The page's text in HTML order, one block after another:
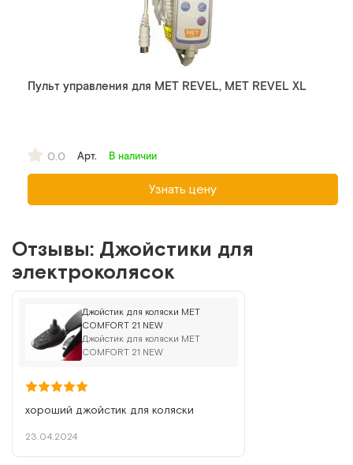
Пульт управления для MET REVEL, MET REVEL XL
0.0 Арт. В наличии
Узнать цену
Отзывы: Джойстики для
электроколясок
Джойстик для коляски MET
COMFORT 21 NEW
Джойстик для коляски MET
COMFORT 21 NEW
хороший джойстик для коляски
23.04.2024